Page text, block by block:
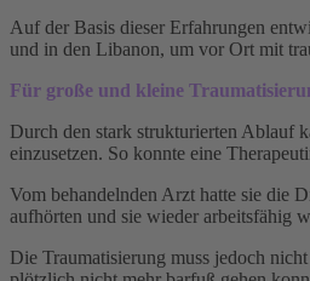
Auf der Basis dieser Erfahrungen
und in den Libanon, um vor Ort mit
Für große und kleine
Durch den stark strukturierten Ablauf
einzusetzen. So konnte eine
Vom behandelnden Arzt hatte sie die
aufhörten und sie wieder arbeitsfähig
Die Traumatisierung muss jedoch